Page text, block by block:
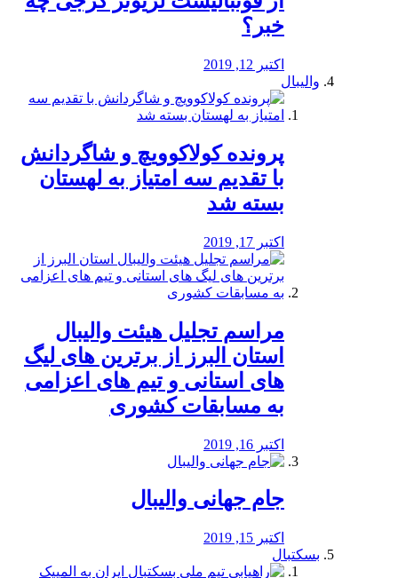
خبر؟
اکتبر 12, 2019
والیبال
پرونده کولاکوویچ و شاگردانش
با تقدیم سه امتیاز به لهستان
بسته شد
اکتبر 17, 2019
مراسم تجلیل هیئت والیبال
استان البرز از برترین های لیگ
های استانی و تیم های اعزامی
به مسابقات کشوری
اکتبر 16, 2019
جام جهانی والیبال
اکتبر 15, 2019
بسکتبال